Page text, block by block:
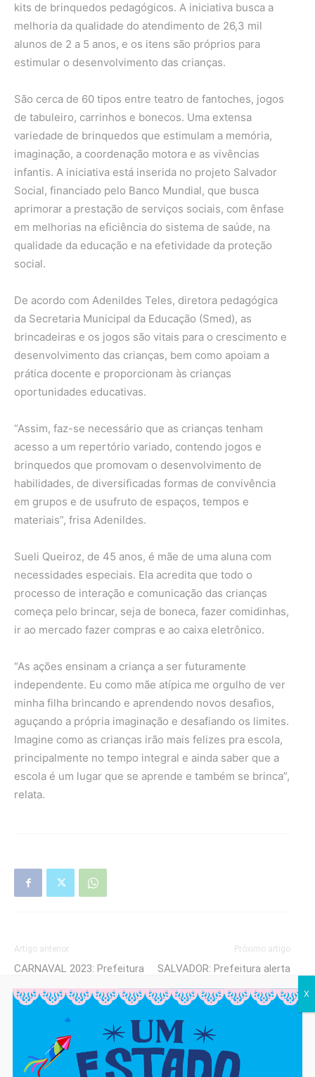
kits de brinquedos pedagógicos. A iniciativa busca a
melhoria da qualidade do atendimento de 26,3 mil
alunos de 2 a 5 anos, e os itens são próprios para
estimular o desenvolvimento das crianças.
São cerca de 60 tipos entre teatro de fantoches, jogos
de tabuleiro, carrinhos e bonecos. Uma extensa
variedade de brinquedos que estimulam a memória,
imaginação, a coordenação motora e as vivências
infantis. A iniciativa está inserida no projeto Salvador
Social, financiado pelo Banco Mundial, que busca
aprimorar a prestação de serviços sociais, com ênfase
em melhorias na eficiência do sistema de saúde, na
qualidade da educação e na efetividade da proteção
social.
De acordo com Adenildes Teles, diretora pedagógica
da Secretaria Municipal da Educação (Smed), as
brincadeiras e os jogos são vitais para o crescimento e
desenvolvimento das crianças, bem como apoiam a
prática docente e proporcionam às crianças
oportunidades educativas.
“Assim, faz-se necessário que as crianças tenham
acesso a um repertório variado, contendo jogos e
brinquedos que promovam o desenvolvimento de
habilidades, de diversificadas formas de convivência
em grupos e de usufruto de espaços, tempos e
materiais”, frisa Adenildes.
Sueli Queiroz, de 45 anos, é mãe de uma aluna com
necessidades especiais. Ela acredita que todo o
processo de interação e comunicação das crianças
começa pelo brincar, seja de boneca, fazer comidinhas,
ir ao mercado fazer compras e ao caixa eletrônico.
“As ações ensinam a criança a ser futuramente
independente. Eu como mãe atípica me orgulho de ver
minha filha brincando e aprendendo novos desafios,
aguçando a própria imaginação e desafiando os limites.
Imagine como as crianças irão mais felizes pra escola,
principalmente no tempo integral e ainda saber que a
escola é um lugar que se aprende e também se brinca”,
relata.
Artigo anterior
CARNAVAL 2023: Prefeitura
Circuito Assis Valente, em
Próximo artigo
SALVADOR: Prefeitura alerta
irregulares
X